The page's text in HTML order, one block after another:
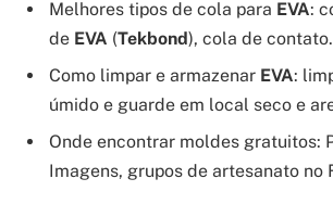
Melhores tipos de cola para EVA:
de EVA (Tekbond), cola de contato.
Como limpar e armazenar EVA:
úmido e guarde em local seco e
Onde encontrar moldes gratuitos:
Imagens, grupos de artesanato no